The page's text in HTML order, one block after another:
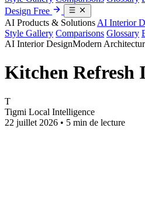
Design Free
AI Products & Solutions AI Interior
Style Gallery Comparisons Glossary
AI Interior DesignModern
Kitchen Refresh
T
Tigmi Local Intelligence
22 juillet 2026 • 5 min de lecture